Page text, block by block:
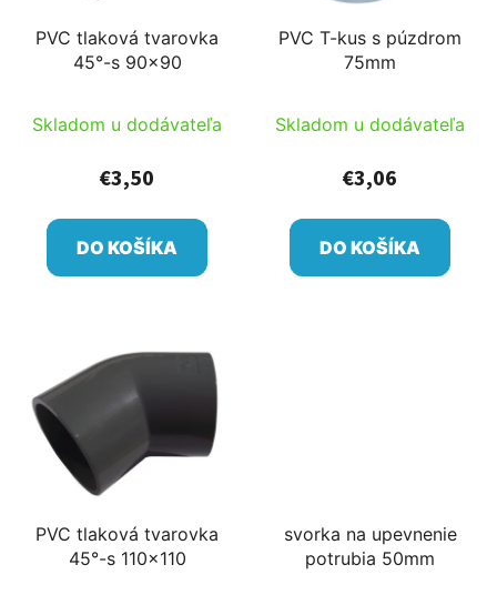
PVC tlaková tvarovka
45°-s 90x90
Skladom u dodávateľa
€3,50
DO KOŠÍKA
PVC T-kus s púzdrom
75mm
Skladom u dodávateľa
€3,06
DO KOŠÍKA
PVC tlaková tvarovka
45°-s 110x110
svorka na upevnenie
potrubia 50mm